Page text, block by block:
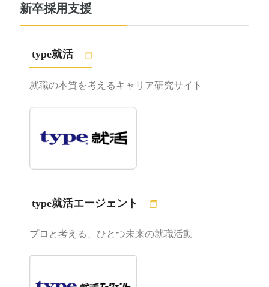
新卒採用支援
type就活
就職の本質を考えるキャリア研究サイト
type就活エージェント
プロと考える、ひとつ未来の就職活動